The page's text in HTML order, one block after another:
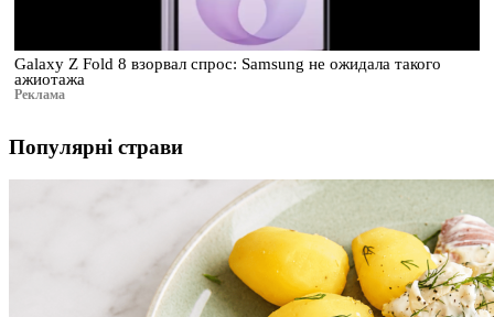
Galaxy Z Fold 8 взорвал спрос: Samsung не ожидала такого
ажиотажа
Реклама
Популярні страви